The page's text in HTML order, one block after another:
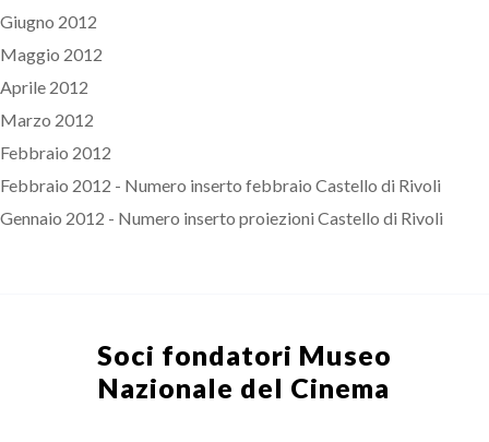
Giugno 2012
Maggio 2012
Aprile 2012
Marzo 2012
Febbraio 2012
Febbraio 2012 - Numero inserto febbraio Castello di Rivoli
Gennaio 2012 - Numero inserto proiezioni Castello di Rivoli
Soci fondatori Museo
Nazionale del Cinema